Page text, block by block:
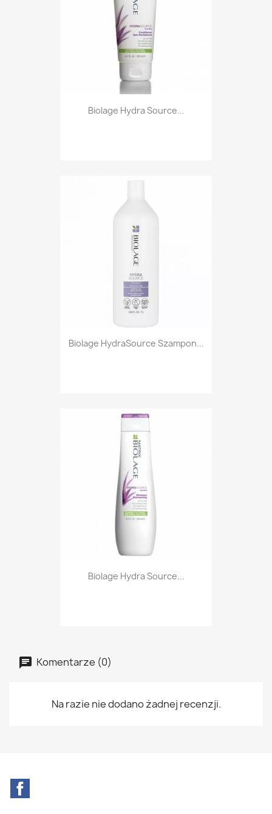
Biolage Hydra Source...
Biolage HydraSource Szampon...
Biolage Hydra Source...
Komentarze (0)
Na razie nie dodano żadnej recenzji.